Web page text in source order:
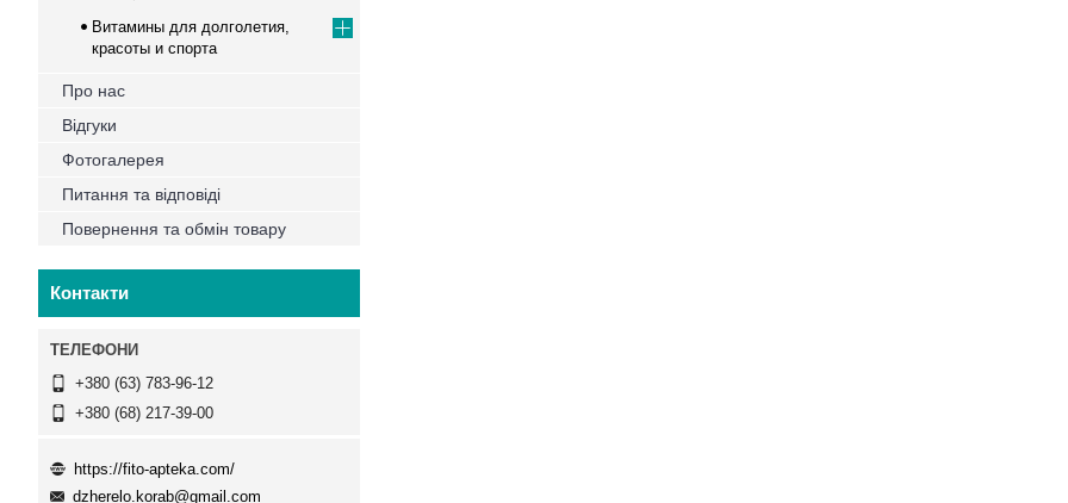
Витамины для долголетия,
красоты и спорта
Про нас
Відгуки
Фотогалерея
Питання та відповіді
Повернення та обмін товару
Контакти
+380 (63) 783-96-12
+380 (68) 217-39-00
https://fito-apteka.com/
dzherelo.korab@gmail.com